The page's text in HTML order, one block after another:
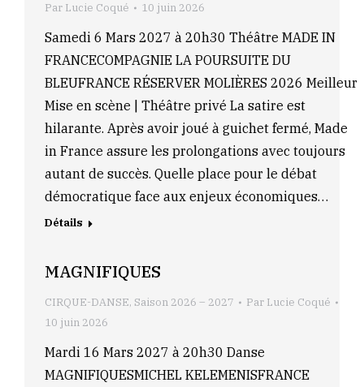
Par Lucie Coqué 10 juin 2026
Samedi 6 Mars 2027 à 20h30 Théâtre MADE IN
FRANCECOMPAGNIE LA POURSUITE DU
BLEUFRANCE RÉSERVER MOLIÈRES 2026 Meilleur
Mise en scène | Théâtre privé La satire est
hilarante. Après avoir joué à guichet fermé, Made
in France assure les prolongations avec toujours
autant de succès. Quelle place pour le débat
démocratique face aux enjeux économiques…
Détails
MAGNIFIQUES
CIRQUE-DANSE, Saison 2026 – 2027 Par Lucie Coqué
10 juin 2026
Mardi 16 Mars 2027 à 20h30 Danse
MAGNIFIQUESMICHEL KELEMENISFRANCE